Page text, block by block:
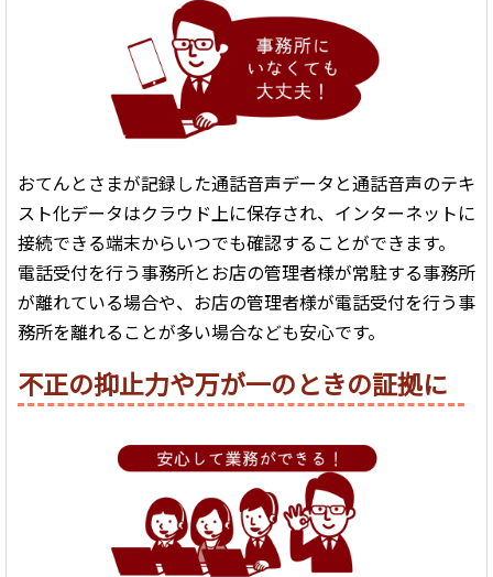
おてんとさまが記録した通話音声データと通話音声のテキ
スト化データはクラウド上に保存され、インターネットに
接続できる端末からいつでも確認することができます。
電話受付を行う事務所とお店の管理者様が常駐する事務所
が離れている場合や、お店の管理者様が電話受付を行う事
務所を離れることが多い場合なども安心です。
不正の抑止力や万が一のときの証拠に